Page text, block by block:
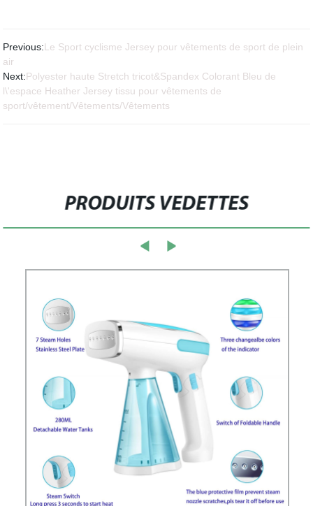
Previous:Le Sport cyclisme Jersey pour vêtements de sport de plein
air
Next:Polyester haute Stretch tricot&Spandex Colorant Bleu de
l\'espace Heather Jersey tissu pour vêtements de
sport/vêtement/Vêtements/Vêtements
PRODUITS VEDETTES